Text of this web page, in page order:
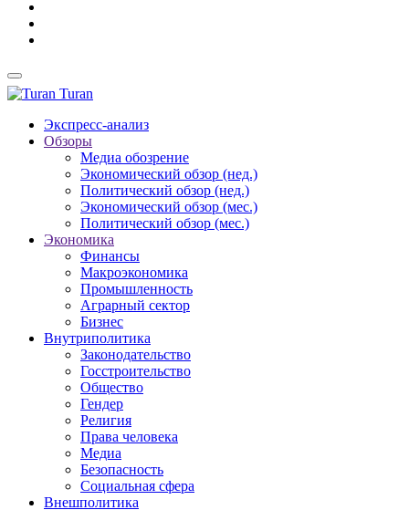
Turan
Экспресс-анализ
Обзоры
Медиа обозрение
Экономический обзор (нед.)
Политический обзор (нед.)
Экономический обзор (мес.)
Политический обзор (мес.)
Экономика
Финансы
Макроэкономика
Промышленность
Аграрный сектор
Бизнес
Внутриполитика
Законодательство
Госстроительство
Общество
Гендер
Религия
Права человека
Медиа
Безопасность
Социальная сфера
Внешполитика